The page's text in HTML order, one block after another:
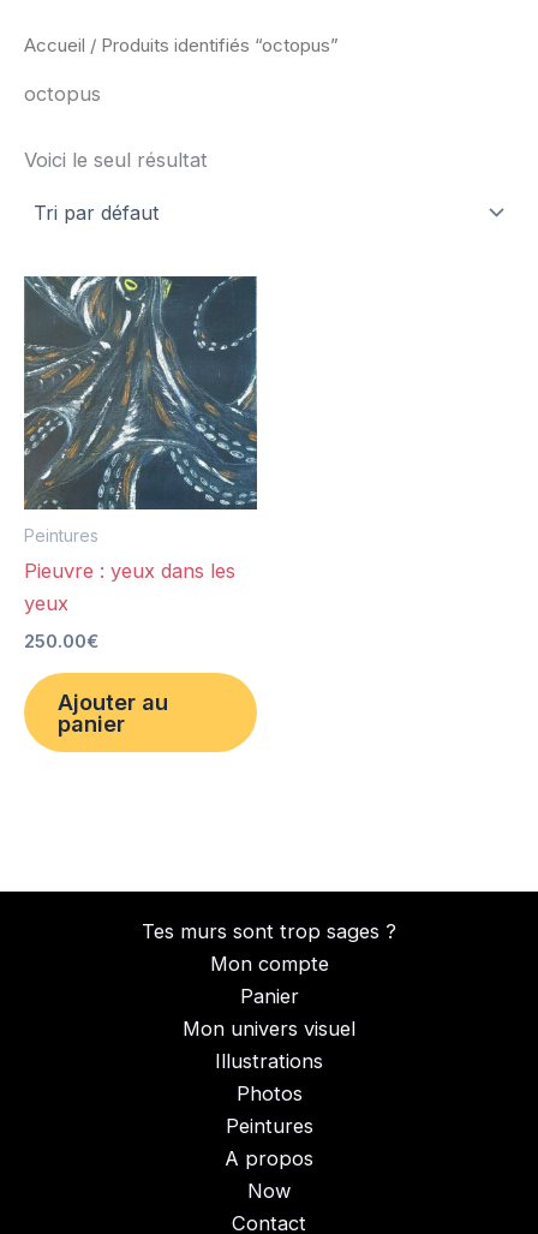
Accueil / Produits identifiés “octopus”
octopus
Voici le seul résultat
Peintures
Pieuvre : yeux dans les
yeux
250.00€
Ajouter au
panier
Tes murs sont trop sages ?
Mon compte
Panier
Mon univers visuel
Illustrations
Photos
Peintures
A propos
Now
Contact